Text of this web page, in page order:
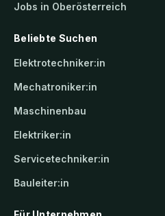
Jobs in Oberösterreich
Beliebte Suchen
Elektrotechniker:in
Mechatroniker:in
Maschinenbau
Elektriker:in
Servicetechniker:in
Bauleiter:in